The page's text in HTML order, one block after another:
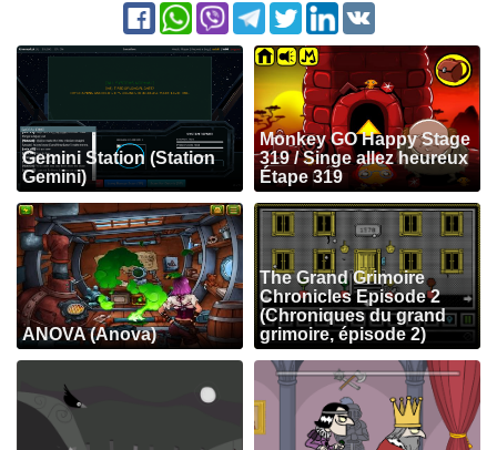
Gemini Station (Station
Gemini)
Monkey GO Happy Stage
319 / Singe allez heureux
Étape 319
ANOVA (Anova)
The Grand Grimoire
Chronicles Episode 2
(Chroniques du grand
grimoire, épisode 2)